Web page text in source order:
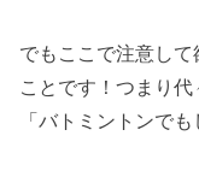
でもここで注意し
ことです！つまり
「バトミントンで